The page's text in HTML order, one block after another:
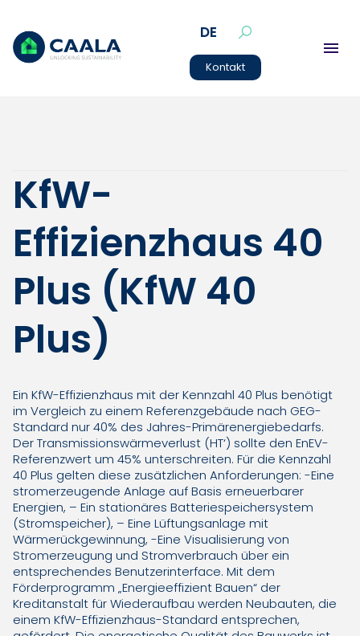
DE
Kontakt
KfW-
Effizienzhaus 40
Plus (KfW 40
Plus)
Ein KfW-Effizienzhaus mit der Kennzahl 40 Plus benötigt
im Vergleich zu einem Referenzgebäude nach GEG-
Standard nur 40% des Jahres-Primärenergiebedarfs.
Der Transmissionswärmeverlust (HT‘) sollte den EnEV-
Referenzwert um 45% unterschreiten. Für die Kennzahl
40 Plus gelten diese zusätzlichen Anforderungen: -Eine
stromerzeugende Anlage auf Basis erneuerbarer
Energien, – Ein stationäres Batteriespeichersystem
(Stromspeicher), – Eine Lüftungsanlage mit
Wärmerückgewinnung, -Eine Visualisierung von
Stromerzeugung und Stromverbrauch über ein
entsprechendes Benutzerinterface. Mit dem
Förderprogramm „Energieeffizient Bauen“ der
Kreditanstalt für Wiederaufbau werden Neubauten, die
einem KfW-Effizienzhaus-Standard entsprechen,